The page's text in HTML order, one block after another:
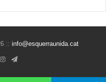
:: info@esquerraunida.cat
Instagram
Telegram